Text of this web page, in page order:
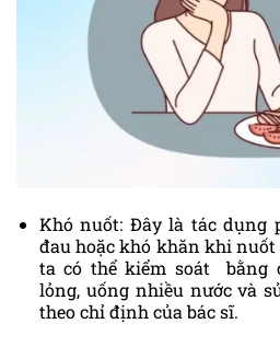
Khó nuốt: Đây là tác dụng
đau hoặc khó khăn khi
ta có thể kiểm soát bằng
lỏng, uống nhiều nước và
theo chỉ định của bác sĩ.